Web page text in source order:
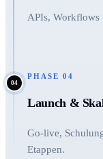
APIs, Workflows
04
PHASE 04
Launch &
Go-live,
Etappen.